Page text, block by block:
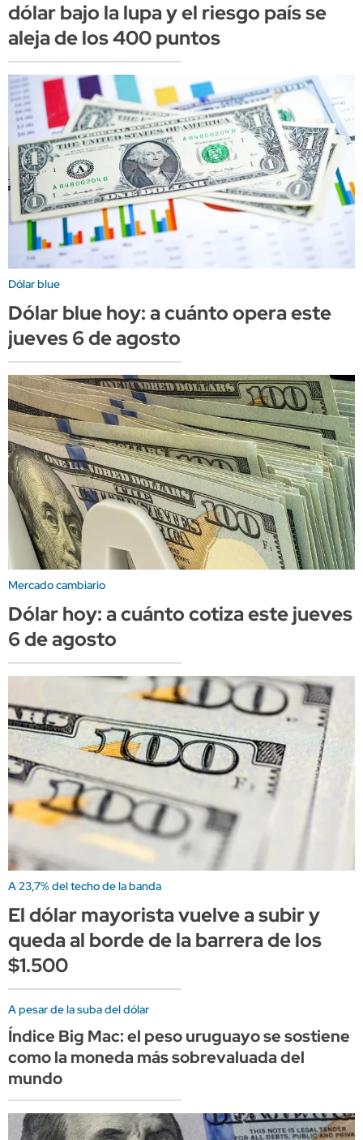
dólar bajo la lupa y el riesgo país se
aleja de los 400 puntos
Dólar blue
Dólar blue hoy: a cuánto opera este
jueves 6 de agosto
Mercado cambiario
Dólar hoy: a cuánto cotiza este jueves
6 de agosto
A 23,7% del techo de la banda
El dólar mayorista vuelve a subir y
queda al borde de la barrera de los
$1.500
A pesar de la suba del dólar
Índice Big Mac: el peso uruguayo se sostiene
como la moneda más sobrevaluada del
mundo